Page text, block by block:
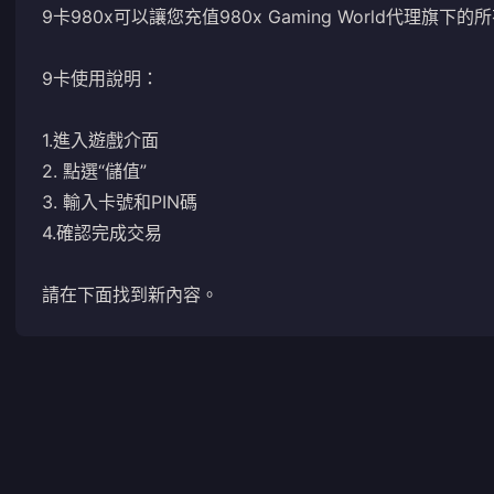
9卡980x可以讓您充值980x Gaming World代理旗下的所
9卡使用說明：
1.進入遊戲介面
2. 點選“儲值”
3. 輸入卡號和PIN碼
4.確認完成交易
請在下面找到新內容。